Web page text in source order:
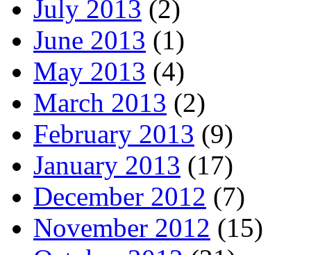
July 2013 (2)
June 2013 (1)
May 2013 (4)
March 2013 (2)
February 2013 (9)
January 2013 (17)
December 2012 (7)
November 2012 (15)